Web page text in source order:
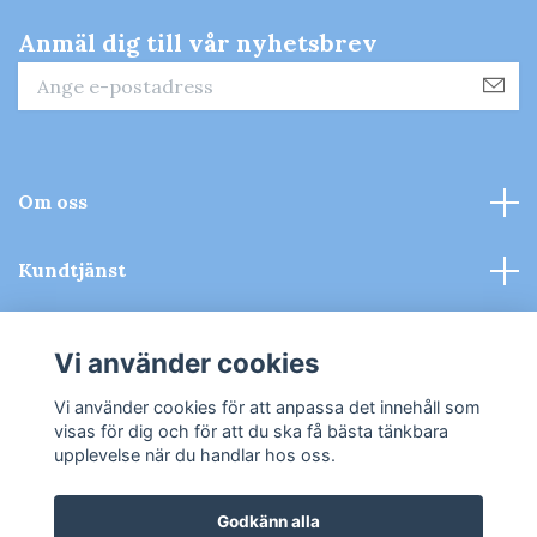
Anmäl dig till vår nyhetsbrev
Om oss
Kundtjänst
Sociala medier
Vi använder cookies
Vi använder cookies för att anpassa det innehåll som
visas för dig och för att du ska få bästa tänkbara
upplevelse när du handlar hos oss.
Godkänn alla